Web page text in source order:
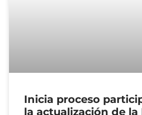
Inicia proceso
la actualización de la